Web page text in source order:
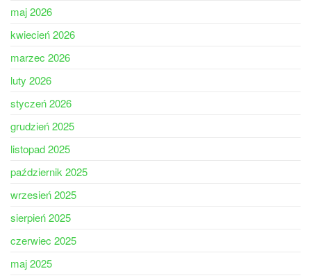
maj 2026
kwiecień 2026
marzec 2026
luty 2026
styczeń 2026
grudzień 2025
listopad 2025
październik 2025
wrzesień 2025
sierpień 2025
czerwiec 2025
maj 2025